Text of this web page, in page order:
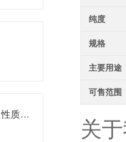
硫酸滴定液的制备方法、性质、使用注意事项以及应用领域
纯度
规格
主要用途
可售范围
关